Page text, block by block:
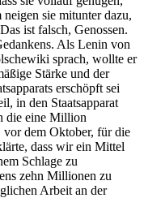
sie mitunter dazu,
ist falsch, Genossen.
Als Lenin von
sprach, wollte er
Stärke und der
erschöpft sei
in den Staatsapparat
die eine Million
vor dem Oktober, für die
dass wir ein Mittel
Schlage zu
zehn Millionen zu
Arbeit an der